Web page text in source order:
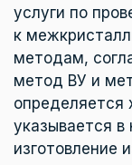
услуги по
к
методам,
метод ВУ и
определяется
указывается
изготовление